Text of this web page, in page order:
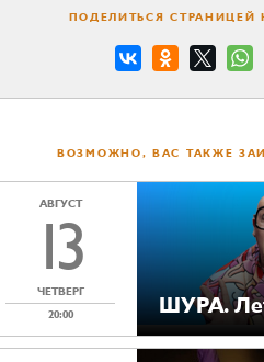
ПОДЕЛИТЬСЯ СТРАНИЦЕЙ
ВОЗМОЖНО, ВАС ТАКЖЕ
АВГУСТ
13
ЧЕТВЕРГ
20:00
ШУРА.